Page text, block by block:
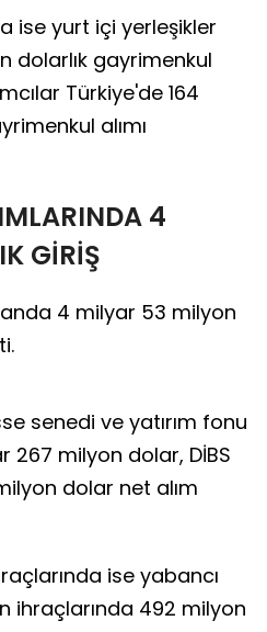
ise yurt içi yerleşikler
dolarlık gayrimenkul
Türkiye'de 164
alımı
4
GİRİŞ
4 milyar 53 milyon
senedi ve yatırım fonu
267 milyon dolar, DİBS
dolar net alım
ise yabancı
ihraçlarında 492 milyon